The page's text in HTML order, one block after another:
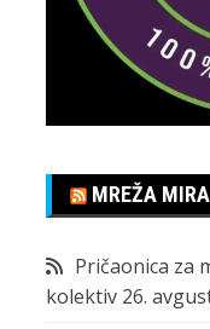
MREŽA MIRA
Pričaonica za
kolektiv 26.